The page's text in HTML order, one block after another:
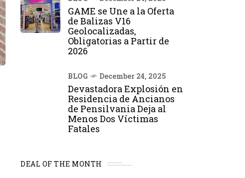
GAME se Une a la Oferta
de Balizas V16
Geolocalizadas,
Obligatorias a Partir de
2026
BLOG December 24, 2025
Devastadora Explosión en
Residencia de Ancianos
de Pensilvania Deja al
Menos Dos Víctimas
Fatales
DEAL OF THE MONTH